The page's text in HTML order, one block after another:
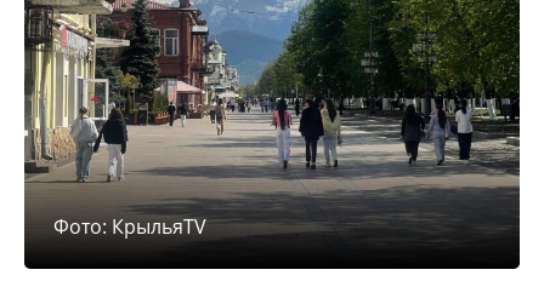
Фото: КрыльяTV